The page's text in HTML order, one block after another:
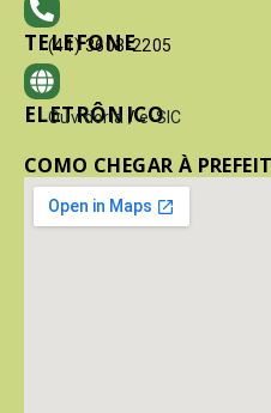
TELEFONE
(41) 3603-2205
ELETRÔNICO
Ouvidoria / e-SIC
COMO CHEGAR À